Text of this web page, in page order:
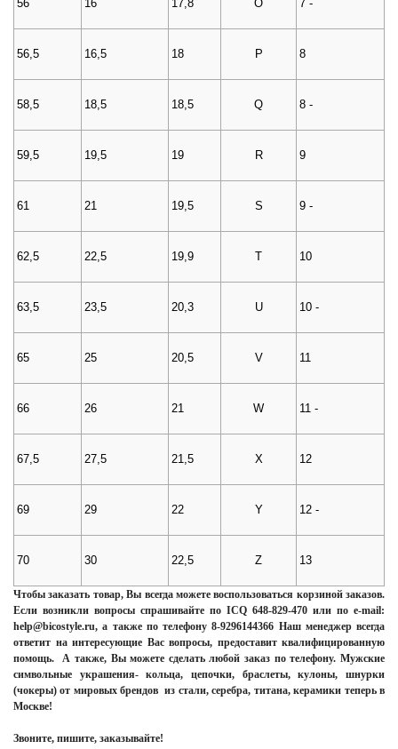
56 16 17,8 O 7 -
56,5 16,5 18 P 8
58,5 18,5 18,5 Q 8 -
59,5 19,5 19 R 9
61 21 19,5 S 9 -
62,5 22,5 19,9 T 10
63,5 23,5 20,3 U 10 -
65 25 20,5 V 11
66 26 21 W 11 -
67,5 27,5 21,5 X 12
69 29 22 Y 12 -
70 30 22,5 Z 13
Чтобы заказать товар, Вы всегда можете воспользоваться корзиной заказов.
Если возникли вопросы спрашивайте по ICQ 648-829-470 или по e-mail:
help@bicostyle.ru, а также по телефону 8-9296144366 Наш менеджер всегда
ответит на интересующие Вас вопросы, предоставит квалифицированную
помощь. А также, Вы можете сделать любой заказ по телефону. Мужские
символьные украшения- кольца, цепочки, браслеты, кулоны, шнурки
(чокеры) от мировых брендов из стали, серебра, титана, керамики теперь в
Москве!
Звоните, пишите, заказывайте!